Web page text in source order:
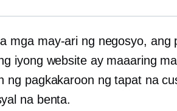
mga may-ari ng negosyo, ang
iyong website ay maaaring
ng pagkakaroon ng tapat na
na benta.